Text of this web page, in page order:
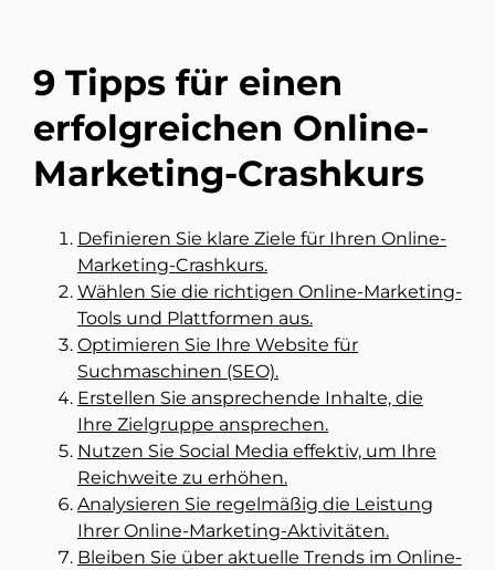
9 Tipps für einen
erfolgreichen Online-
Marketing-Crashkurs
Definieren Sie klare Ziele für Ihren Online-
Marketing-Crashkurs.
Wählen Sie die richtigen Online-Marketing-
Tools und Plattformen aus.
Optimieren Sie Ihre Website für
Suchmaschinen (SEO).
Erstellen Sie ansprechende Inhalte, die
Ihre Zielgruppe ansprechen.
Nutzen Sie Social Media effektiv, um Ihre
Reichweite zu erhöhen.
Analysieren Sie regelmäßig die Leistung
Ihrer Online-Marketing-Aktivitäten.
Bleiben Sie über aktuelle Trends im Online-